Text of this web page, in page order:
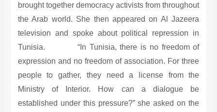
brought together democracy activists from throughout
the Arab world. She then appeared on Al Jazeera
television and spoke about political repression in
Tunisia. “In Tunisia, there is no freedom of
expression and no freedom of association. For three
people to gather, they need a license from the
Ministry of Interior. How can a dialogue be
established under this pressure?” she asked on the